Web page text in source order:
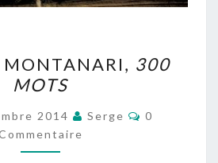
MONTANARI,
300
MOTS
300
MOTS
2014 Serge
0